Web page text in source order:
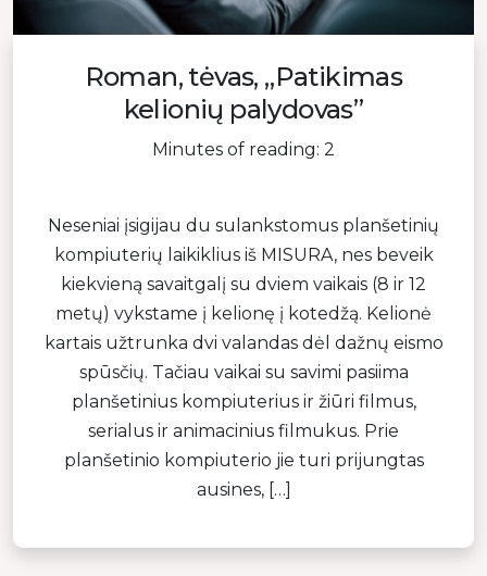
Roman, tėvas, „Patikimas
kelionių palydovas”
Minutes of reading: 2
Neseniai įsigijau du sulankstomus planšetinių
kompiuterių laikiklius iš MISURA, nes beveik
kiekvieną savaitgalį su dviem vaikais (8 ir 12
metų) vykstame į kelionę į kotedžą. Kelionė
kartais užtrunka dvi valandas dėl dažnų eismo
spūsčių. Tačiau vaikai su savimi pasiima
planšetinius kompiuterius ir žiūri filmus,
serialus ir animacinius filmukus. Prie
planšetinio kompiuterio jie turi prijungtas
ausines, […]